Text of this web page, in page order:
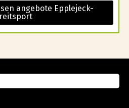
angebote Epplejeck-
reitsport